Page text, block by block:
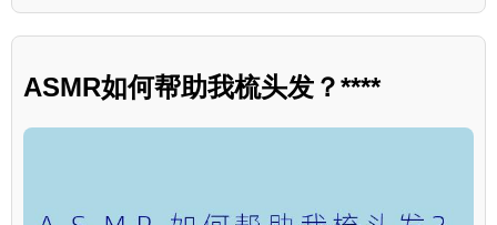
ASMR如何帮助我梳头发？****